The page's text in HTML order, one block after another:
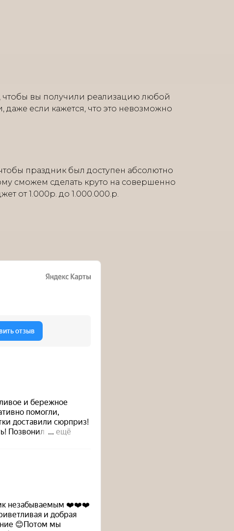
чтобы вы получили реализацию любой
даже если кажется, что это невозможно
праздник был доступен абсолютно
сможем сделать круто на совершенно
от 1.000р. до 1.000.000.р.